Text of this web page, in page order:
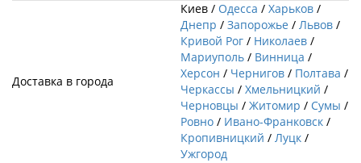
Доставка в города
Киев / Одесса / Харьков /
Днепр / Запорожье / Львов /
Кривой Рог / Николаев /
Мариуполь / Винница /
Херсон / Чернигов / Полтава /
Черкассы / Хмельницкий /
Черновцы / Житомир / Сумы /
Ровно / Ивано-Франковск /
Кропивницкий / Луцк /
Ужгород